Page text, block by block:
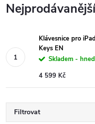
Nejprodávanější
Klávesnice pro
Keys EN
Skladem -
4 599 Kč
Filtrovat